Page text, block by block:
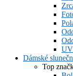
UV
Dámské
Top